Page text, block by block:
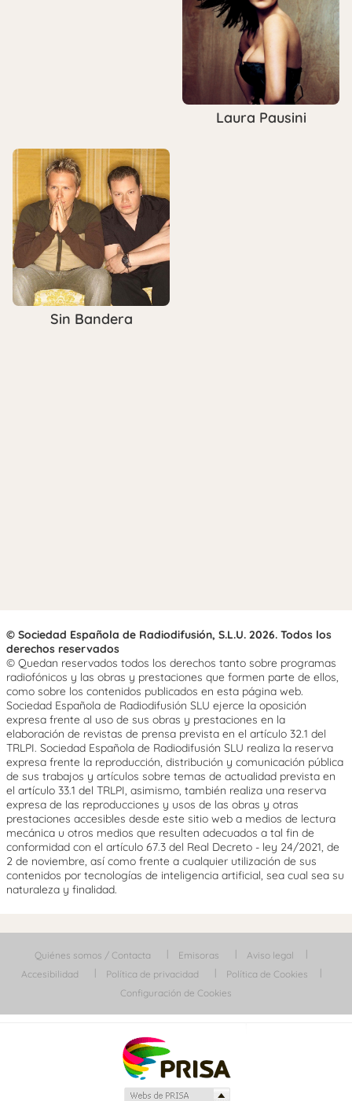
Laura Pausini
Sin Bandera
© Sociedad Española de Radiodifusión, S.L.U. 2026. Todos los
derechos reservados
© Quedan reservados todos los derechos tanto sobre programas
radiofónicos y las obras y prestaciones que formen parte de ellos,
como sobre los contenidos publicados en esta página web.
Sociedad Española de Radiodifusión SLU ejerce la oposición
expresa frente al uso de sus obras y prestaciones en la
elaboración de revistas de prensa prevista en el artículo 32.1 del
TRLPI. Sociedad Española de Radiodifusión SLU realiza la reserva
expresa frente la reproducción, distribución y comunicación pública
de sus trabajos y artículos sobre temas de actualidad prevista en
el artículo 33.1 del TRLPI, asimismo, también realiza una reserva
expresa de las reproducciones y usos de las obras y otras
prestaciones accesibles desde este sitio web a medios de lectura
mecánica u otros medios que resulten adecuados a tal fin de
conformidad con el artículo 67.3 del Real Decreto - ley 24/2021, de
2 de noviembre, así como frente a cualquier utilización de sus
contenidos por tecnologías de inteligencia artificial, sea cual sea su
naturaleza y finalidad.
Quiénes somos / Contacta Emisoras
Aviso legal
Accesibilidad
Política de privacidad
Política de Cookies
Configuración de Cookies